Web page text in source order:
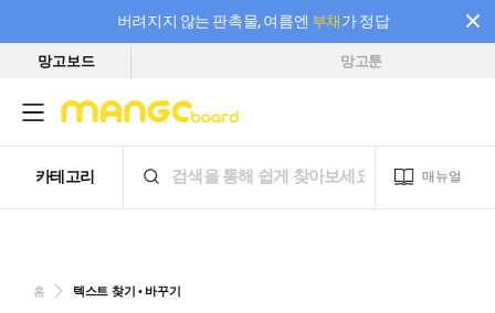
버려지지 않는 판촉물, 여름엔 부채가 정답
필요한 만큼 충전하고 끊김 없이 작업하세요! 새로워진 AI 부스터 요금제
망고보드 망고툰
홈 텍스트 찾기 • 바꾸기